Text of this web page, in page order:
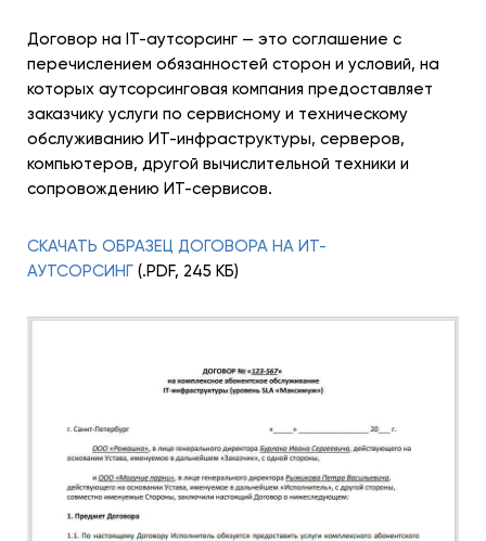
Договор на IT-аутсорсинг — это соглашение с
перечислением обязанностей сторон и условий, на
которых аутсорсинговая компания предоставляет
заказчику услуги по сервисному и техническому
обслуживанию ИТ-инфраструктуры, серверов,
компьютеров, другой вычислительной техники и
сопровождению ИТ-сервисов.
СКАЧАТЬ ОБРАЗЕЦ ДОГОВОРА НА ИТ-
АУТСОРСИНГ (.PDF, 245 КБ)